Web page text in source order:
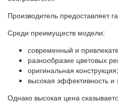
Производитель предоставляет
Среди преимуществ модели:
современный и
разнообразие цветовых
оригинальная конструкция;
высокая эффективность и
Однако высокая цена